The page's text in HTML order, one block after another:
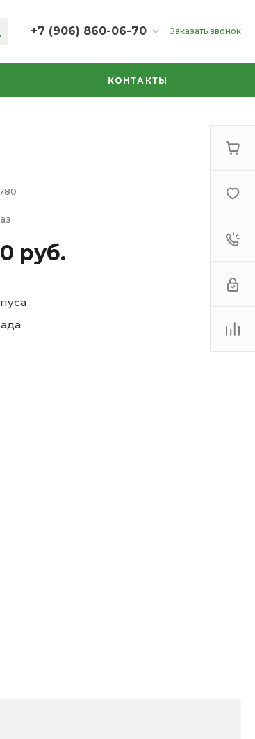
+7 (906) 860-06-70
+7 (906) 860-06-70
г. Челябинск, ТК Кольцо,
секция 35
Заказать звонок
КОНТАКТЫ
руб.